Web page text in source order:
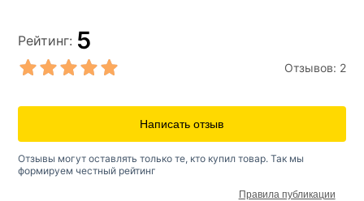
Рейтинг: 5
Отзывов: 2
Написать отзыв
Отзывы могут оставлять только те, кто купил товар. Так мы
формируем честный рейтинг
Правила публикации